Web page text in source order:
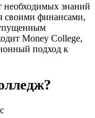
необходимых знаний
своими финансами,
Money College,
подход к